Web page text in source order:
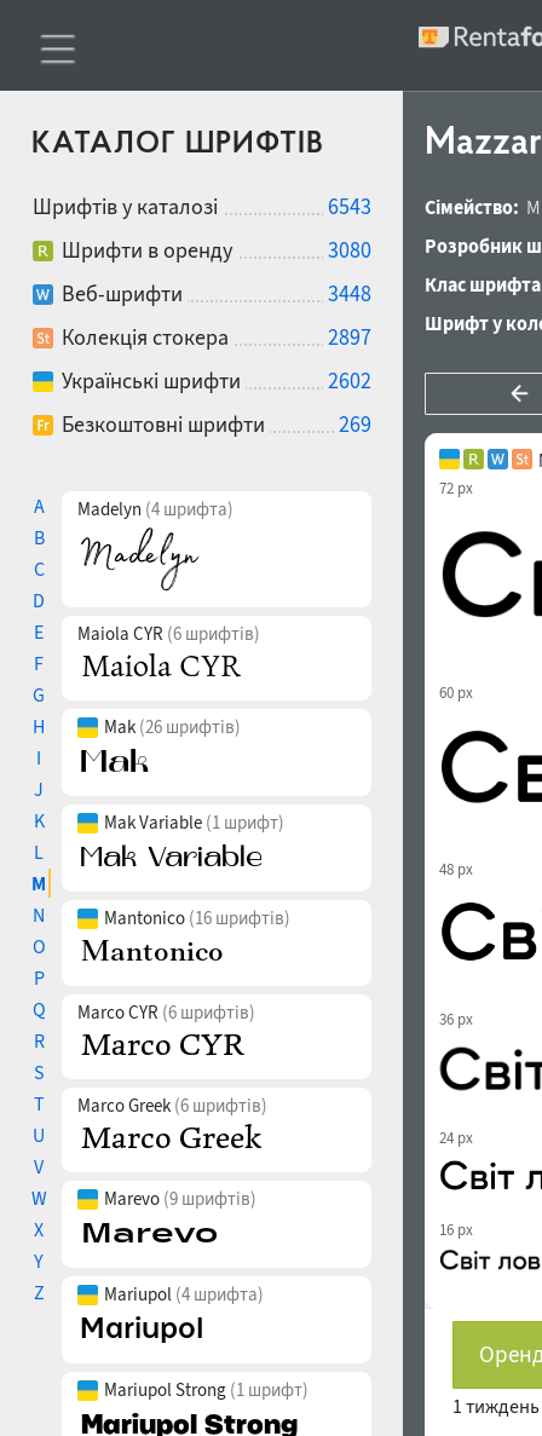
КАТАЛОГ ШРИФТІВ
Шрифтів у каталозі
6543
Шрифти в оренду
3080
Веб-шрифти
3448
Колекція стокера
2897
Українські шрифти
2602
Безкоштовні шрифти
269
A
B
C
D
E
F
G
H
I
J
K
L
M
N
O
P
Q
R
S
T
U
V
W
X
Y
Z
Madelyn (4 шрифта)
Maiola CYR (6 шрифтів)
Mak (26 шрифтів)
Mak Variable (1 шрифт)
Mantonico (16 шрифтів)
Marco CYR (6 шрифтів)
Marco Greek (6 шрифтів)
Marevo (9 шрифтів)
Mariupol (4 шрифта)
Mariupol Strong (1 шрифт)
Сімейство:
Розробник
Клас
Шрифт у
72 px
60 px
48 px
36 px
24 px
16 px
1